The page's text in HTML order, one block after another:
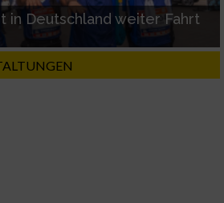
in Deutschland weiter Fahrt